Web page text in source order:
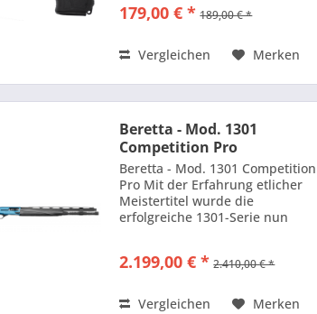
Signalbecher und
Daten: Kaliber: 9mm...
179,00 € * 189,00 € *
Vergleichen Merken
Beretta - Mod. 1301
Competition Pro
Beretta - Mod. 1301 Competition
Pro Mit der Erfahrung etlicher
Meistertitel wurde die
erfolgreiche 1301-Serie nun
Standard auf ein höheres Niveau.
2.199,00 € * 2.410,00 € *
Vergleichen Merken